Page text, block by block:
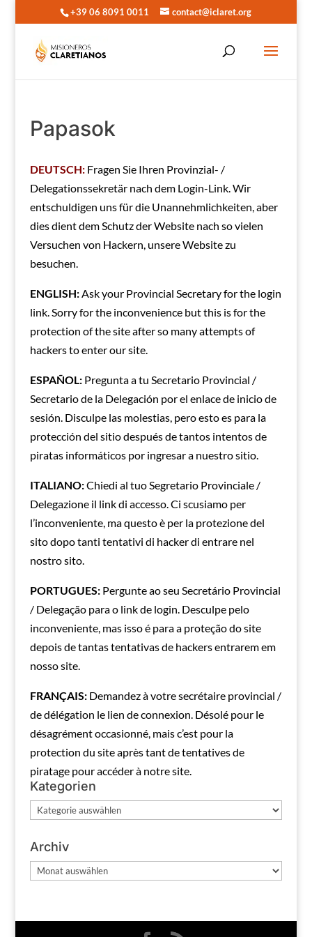
+39 06 8091 0011 contact@iclaret.org
Papasok
DEUTSCH: Fragen Sie Ihren Provinzial- /
Delegationssekretär nach dem Login-Link.Wir
entschuldigen uns für die Unannehmlichkeiten, aber
dies dient dem Schutz der Website nach so vielen
Versuchen von Hackern, unsere Website zu
besuchen.
ENGLISH:Ask your Provincial Secretary for the login
link. Sorry for the inconvenience but this is for the
protection of the site after so many attempts of
hackers to enter our site.
ESPAÑOL: Pregunta a tu Secretario Provincial /
Secretario de la Delegación por el enlace de inicio de
sesión. Disculpe las molestias, pero esto es para la
protección del sitio después de tantos intentos de
piratas informáticos por ingresar a nuestro sitio.
ITALIANO:Chiedi al tuo Segretario Provinciale /
Delegazione il link di accesso.Ci scusiamo per
l’inconveniente, ma questo è per la protezione del
sito dopo tanti tentativi di hacker di entrare nel
nostro sito.
PORTUGUES: Pergunte ao seu Secretário Provincial
/ Delegação para o link de login. Desculpe pelo
inconveniente, mas isso é para a proteção do site
depois de tantas tentativas de hackers entrarem em
nosso site.
FRANÇAIS: Demandez à votre secrétaire provincial /
de délégation le lien de connexion. Désolé pour le
désagrément occasionné, mais c’est pour la
protection du site après tant de tentatives de
piratage pour accéder à notre site.
Kategorien
Kategorien
Archiv
Archiv